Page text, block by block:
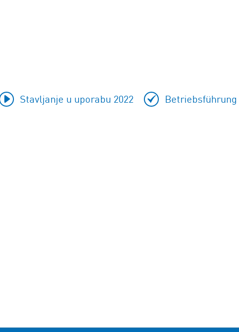
Stavljanje u uporabu 2022 Betriebsführung